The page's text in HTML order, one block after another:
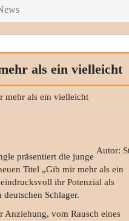
als ein vielleicht
Autor:
präsentiert die junge
Titel „Gib mir mehr als ein
ihr Potenzial als
Schlager.
Anziehung, vom Rausch eines